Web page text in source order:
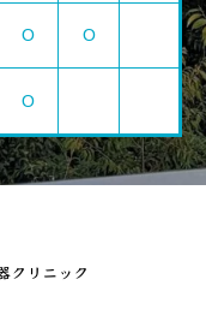
O O
O